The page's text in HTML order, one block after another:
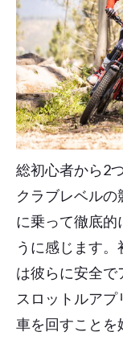
総初心者から2
クラブレベル
に乗って徹底的
うに感じます
は彼らに安全で
スロットルア
車を回すことを